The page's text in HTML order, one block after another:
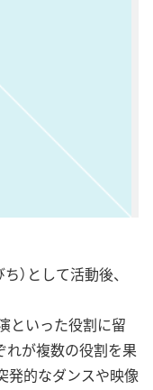
）として活動後、
といった役割に留
れが複数の役割を果
発的なダンスや映像